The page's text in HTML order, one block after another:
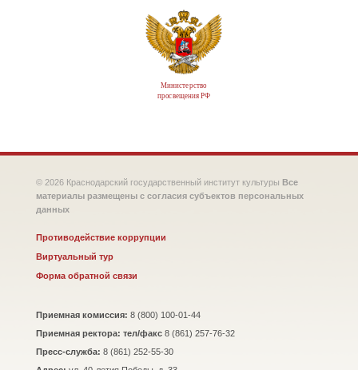
Министерство
просвещения РФ
© 2026 Краснодарский государственный институт культуры Все
материалы размещены с согласия субъектов персональных
данных
Противодействие коррупции
Виртуальный тур
Форма обратной связи
Приемная комиссия: 8 (800) 100-01-44
Приемная ректора: тел/факс 8 (861) 257-76-32
Пресс-служба: 8 (861) 252-55-30